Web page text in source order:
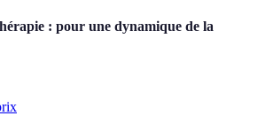
: pour une dynamique de la